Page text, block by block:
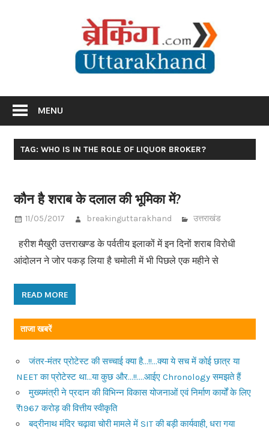
MENU
TAG: WHO IS IN THE ROLE OF LIQUOR BROKER?
कौन है शराब के दलाल की भूमिका में?
11/05/2017 breakinguttarakhand उत्तराखंड
हरीश मैखुरी उत्तराखण्ड के पर्वतीय इलाकों में इन दिनों शराब विरोधी
आंदोलन ने जोर पकड़ लिया है चमोली में भी पिछले एक महीने से
READ MORE
ताजा खबरें
जंतर-मंतर प्रोटेस्ट की सच्चाई क्या है…!!…क्या ये सच में कोई छात्र या
NEET का प्रोटेस्ट था…या कुछ और…!!….आईए Chronology समझते हैं
मुख्यमंत्री ने प्रदान की विभिन्न विकास योजनाओं एवं निर्माण कार्यों के लिए
₹1967 करोड़ की वित्तीय स्वीकृति
बद्रीनाथ मंदिर चढ़ावा चोरी मामले में SIT की बड़ी कार्यवाही, धरा गया